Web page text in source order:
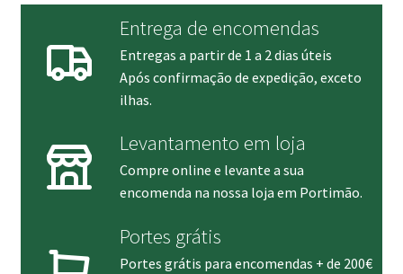
Entrega de encomendas
Entregas a partir de 1 a 2 dias úteis
Após confirmação de expedição, exceto
ilhas.
Levantamento em loja
Compre online e levante a sua
encomenda na nossa loja em Portimão.
Portes grátis
Portes grátis para encomendas + de 200€